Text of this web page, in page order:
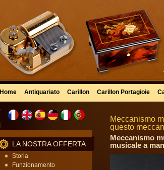
Home Antiquariato Carillon Carillon Portagioie
LA NOSTRA OFFERTA
Storia
Funzionamento
Meccanismo
questo
Meccanismo
musicale a